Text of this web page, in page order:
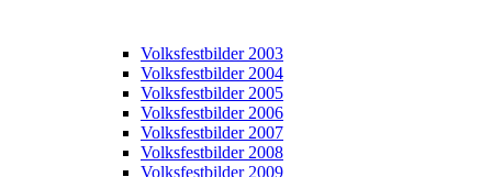
Volksfestbilder 2003
Volksfestbilder 2004
Volksfestbilder 2005
Volksfestbilder 2006
Volksfestbilder 2007
Volksfestbilder 2008
Volksfestbilder 2009